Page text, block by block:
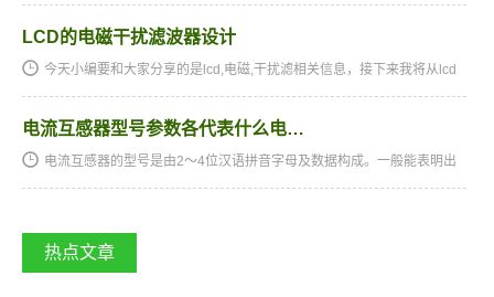
LCD的电磁干扰滤波器设计
今天小编要和大家分享的是lcd,电磁,干扰滤相关信息，接下来我将从lcd
电流互感器型号参数各代表什么电…
电流互感器的型号是由2～4位汉语拼音字母及数据构成。一般能表明出
热点文章